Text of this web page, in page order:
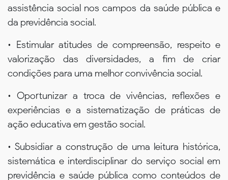
assistência social nos campos da saúde pública e
da previdência social.
• Estimular atitudes de compreensão, respeito e
valorização das diversidades, a fim de criar
condições para uma melhor convivência social.
• Oportunizar a troca de vivências, reflexões e
experiências e a sistematização de práticas de
ação educativa em gestão social.
• Subsidiar a construção de uma leitura histórica,
sistemática e interdisciplinar do serviço social em
previdência e saúde pública como conteúdos de